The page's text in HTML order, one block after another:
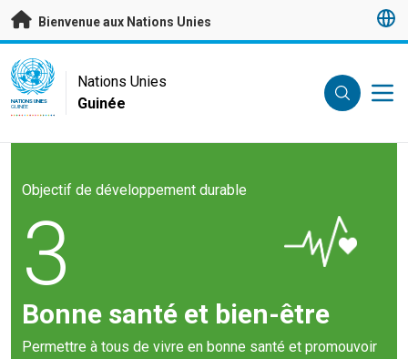
Passer au contenu principal
Bienvenue aux Nations Unies
UN Logo
NATIONS UNIES
GUINÉE
Nations Unies
Guinée
Objectif de développement durable
3
Bonne santé et bien-être
Permettre à tous de vivre en bonne santé et promouvoir